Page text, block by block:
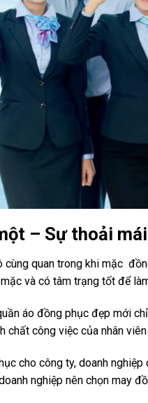
– Sự thoải mái
cùng quan trong khi mặc
và có tâm trạng tốt để
áo đồng phục đẹp mới
chất công việc của nhân
cho công ty, doanh
nghiệp nên chọn may